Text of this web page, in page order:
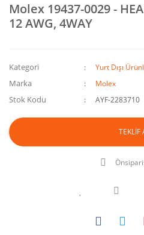
Molex 19437-0029 -
12 AWG, 4WAY
Kategori Yurt Dışı
Marka Molex
Stok Kodu AYF-2283710
TEKLİF